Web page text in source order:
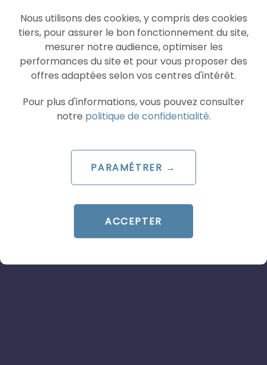
TikTok améliore sa création
vidéo par IA avec Dreamina
Seedance 2.5
parDavidson
Nous utilisons des cookies, y compris des cookies
tiers, pour assurer le bon fonctionnement du site,
mesurer notre audience, optimiser les
performances du site et pour vous proposer des
offres adaptées selon vos centres d'intérêt.
Pour plus d'informations, vous pouvez consulter
notre politique de confidentialité.
PARAMÉTRER →
ACCEPTER